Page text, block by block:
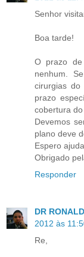
Senhor
Boa tarde!
O prazo
nenhum.
cirurgias
prazo
cobertura
Devemos
plano deve
Espero
Obrigado
Responder
DR
2012 às
Re,